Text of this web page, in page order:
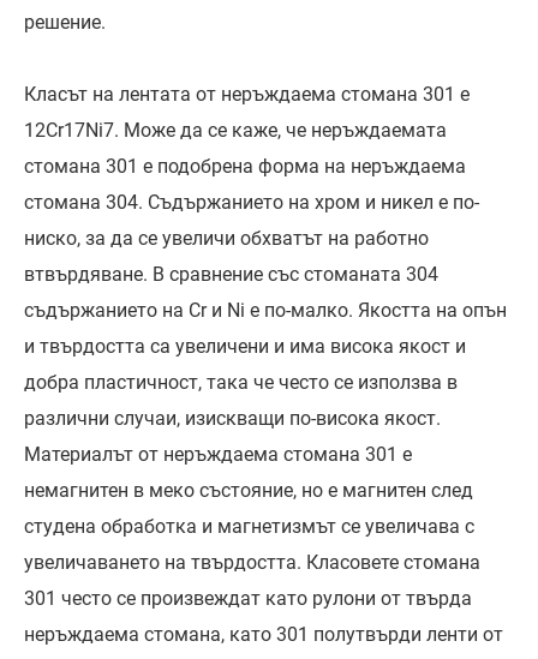
решение.
Класът на лентата от неръждаема стомана 301 е
12Cr17Ni7. Може да се каже, че неръждаемата
стомана 301 е подобрена форма на неръждаема
стомана 304. Съдържанието на хром и никел е по-
ниско, за да се увеличи обхватът на работно
втвърдяване. В сравнение със стоманата 304
съдържанието на Cr и Ni е по-малко. Якостта на опън
и твърдостта са увеличени и има висока якост и
добра пластичност, така че често се използва в
различни случаи, изискващи по-висока якост.
Материалът от неръждаема стомана 301 е
немагнитен в меко състояние, но е магнитен след
студена обработка и магнетизмът се увеличава с
увеличаването на твърдостта. Класовете стомана
301 често се произвеждат като рулони от твърда
неръждаема стомана, като 301 полутвърди ленти от